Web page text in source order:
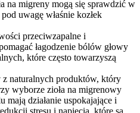
na migreny mogą się sprawdzić w
uwagę właśnie kozłek
przeciwzapalne i
łagodzenie bólów głowy
które często towarzyszą
z naturalnych produktów, który
wyborze zioła na migrenowy
mają działanie uspokajające i
stresu i napięcia, które są